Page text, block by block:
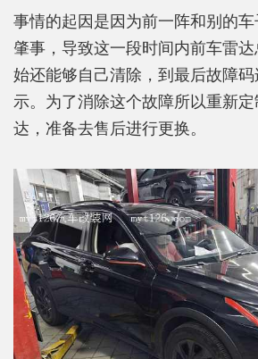
事情的起因是因为前一阵和别的
肇事，导致这一段时间内前车雷
始还能够自己清除，到最后故障
示。为了消除这个故障所以重新
达，准备去售后进行更换。